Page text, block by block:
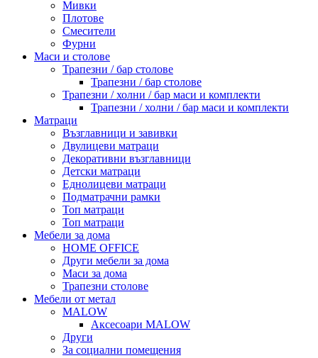
Мивки
Плотове
Смесители
Фурни
Маси и столове
Трапезни / бар столове
Трапезни / бар столове
Трапезни / холни / бар маси и комплекти
Трапезни / холни / бар маси и комплекти
Матраци
Възглавници и завивки
Двулицеви матраци
Декоративни възглавници
Детски матраци
Еднолицеви матраци
Подматрачни рамки
Топ матраци
Топ матраци
Мебели за дома
HOME OFFICE
Други мебели за дома
Маси за дома
Трапезни столове
Мебели от метал
MALOW
Аксесоари MALOW
Други
За социални помещения